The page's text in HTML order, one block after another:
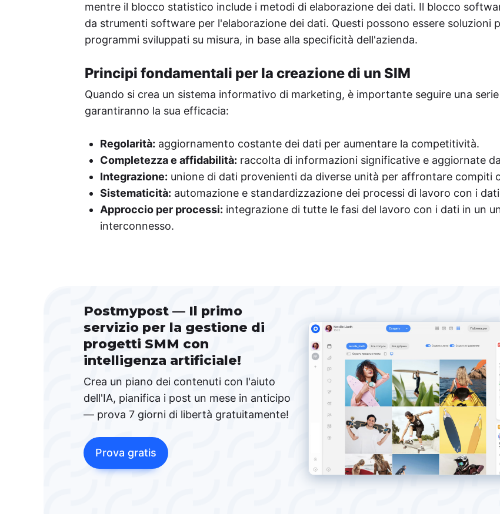
mentre il blocco statistico include i metodi di elaborazione dei dati. Il blocco
da strumenti software per l'elaborazione dei dati. Questi possono essere soluzioni
programmi sviluppati su misura, in base alla specificità dell'azienda.
Principi fondamentali per la creazione di un SIM
Quando si crea un sistema informativo di marketing, è importante seguire una
garantiranno la sua efficacia:
Regolarità: aggiornamento costante dei dati per aumentare la competitività.
Completezza e affidabilità: raccolta di informazioni significative e aggiornate
Integrazione: unione di dati provenienti da diverse unità per affrontare compiti
Sistematicità: automazione e standardizzazione dei processi di lavoro con i
Approccio per processi: integrazione di tutte le fasi del lavoro con i dati in un
interconnesso.
Postmypost — Il primo
servizio per la gestione di
progetti SMM con
intelligenza artificiale!
Crea un piano dei contenuti con l'aiuto
dell'IA, pianifica i post un mese in anticipo
— prova 7 giorni di libertà gratuitamente!
Prova gratis